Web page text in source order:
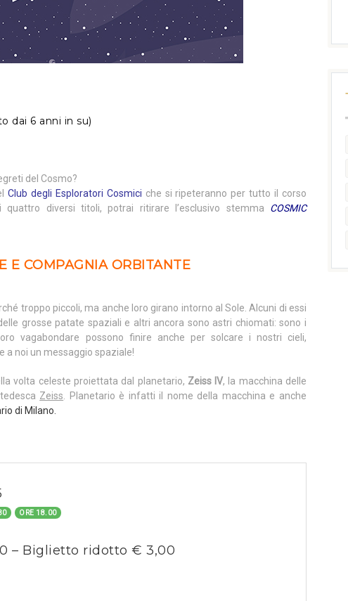
dai 6 anni in su)
del Cosmo?
Club degli Esploratori Cosmici che si ripeteranno per tutto il corso
quattro diversi titoli, potrai ritirare l’esclusivo stemma COSMIC
E COMPAGNIA ORBITANTE
troppo piccoli, ma anche loro girano intorno al Sole. Alcuni di essi
grosse patate spaziali e altri ancora sono astri chiomati: sono i
vagabondare possono finire anche per solcare i nostri cieli,
a noi un messaggio spaziale!
volta celeste proiettata dal planetario, Zeiss IV, la macchina delle
Zeiss . Planetario è infatti il nome della macchina e anche
di Milano.
ORE 18.00
– Biglietto ridotto € 3,00